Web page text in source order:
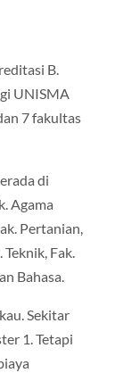
B.
UNISMA
7 fakultas
di
Agama
Pertanian,
Fak.
Bahasa.
Sekitar
1. Tetapi